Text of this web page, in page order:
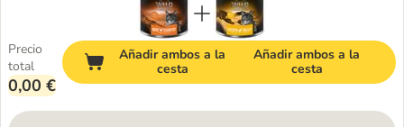
Precio
total
0,00 €
Añadir ambos a la
cesta
Añadir ambos a la
cesta